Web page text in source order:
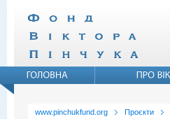
www.pinchukfund.org Проєкти